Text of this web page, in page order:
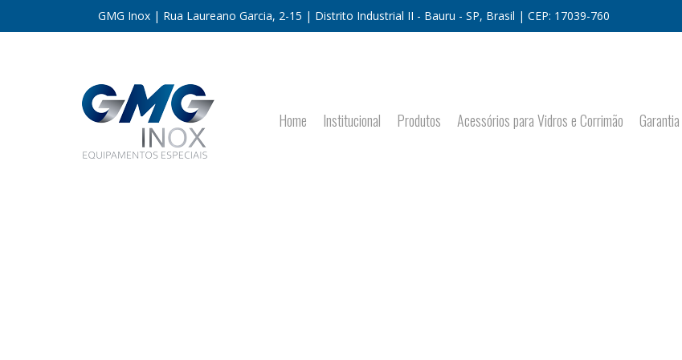
GMG Inox | Rua Laureano Garcia, 2-15 | Distrito Industrial II - Bauru - SP, Brasil | CEP: 17039-760
Home Institucional Produtos Acessórios para Vidros e Corrimão